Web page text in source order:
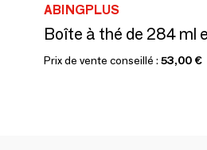
ABINGPLUS
Prix de vente conseillé : 53,00 €